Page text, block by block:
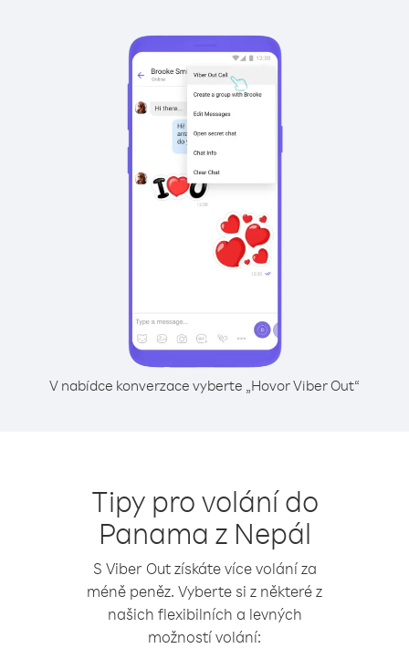
V nabídce konverzace vyberte „Hovor Viber Out“
Tipy pro volání do
Panama z Nepál
S Viber Out získáte více volání za
méně peněz. Vyberte si z některé z
našich flexibilních a levných
možností volání: